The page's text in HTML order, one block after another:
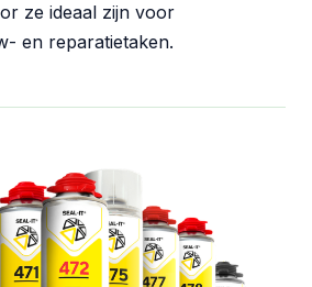
ze ideaal zijn voor
en reparatietaken.